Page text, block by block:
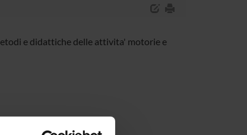
e didattiche delle attivita' motorie e